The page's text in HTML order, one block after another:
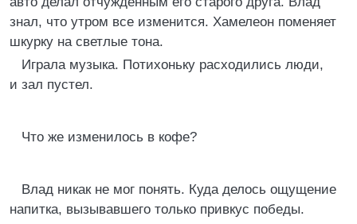
знал, что утром все изменится. Хамелеон поменяет
шкурку на светлые тона.
Играла музыка. Потихоньку расходились люди,
и зал пустел.
Что же изменилось в кофе?
Влад никак не мог понять. Куда делось ощущение
напитка, вызывавшего только привкус победы.